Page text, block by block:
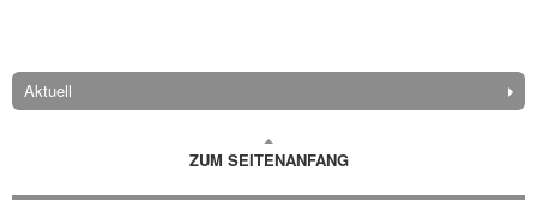
Aktuell
ZUM SEITENANFANG